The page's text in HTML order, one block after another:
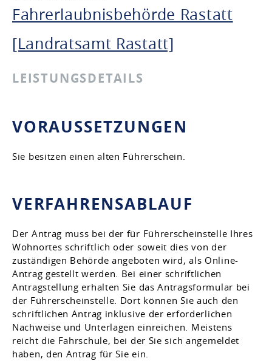
Fahrerlaubnisbehörde Rastatt
[Landratsamt Rastatt]
LEISTUNGSDETAILS
VORAUSSETZUNGEN
Sie besitzen einen alten Führerschein.
VERFAHRENSABLAUF
Der Antrag muss bei der für Führerscheinstelle Ihres
Wohnortes schriftlich oder soweit dies von der
zuständigen Behörde angeboten wird, als Online-
Antrag gestellt werden. Bei einer schriftlichen
Antragstellung erhalten Sie das Antragsformular bei
der Führerscheinstelle. Dort können Sie auch den
schriftlichen Antrag inklusive der erforderlichen
Nachweise und Unterlagen einreichen. Meistens
reicht die Fahrschule, bei der Sie sich angemeldet
haben, den Antrag für Sie ein.